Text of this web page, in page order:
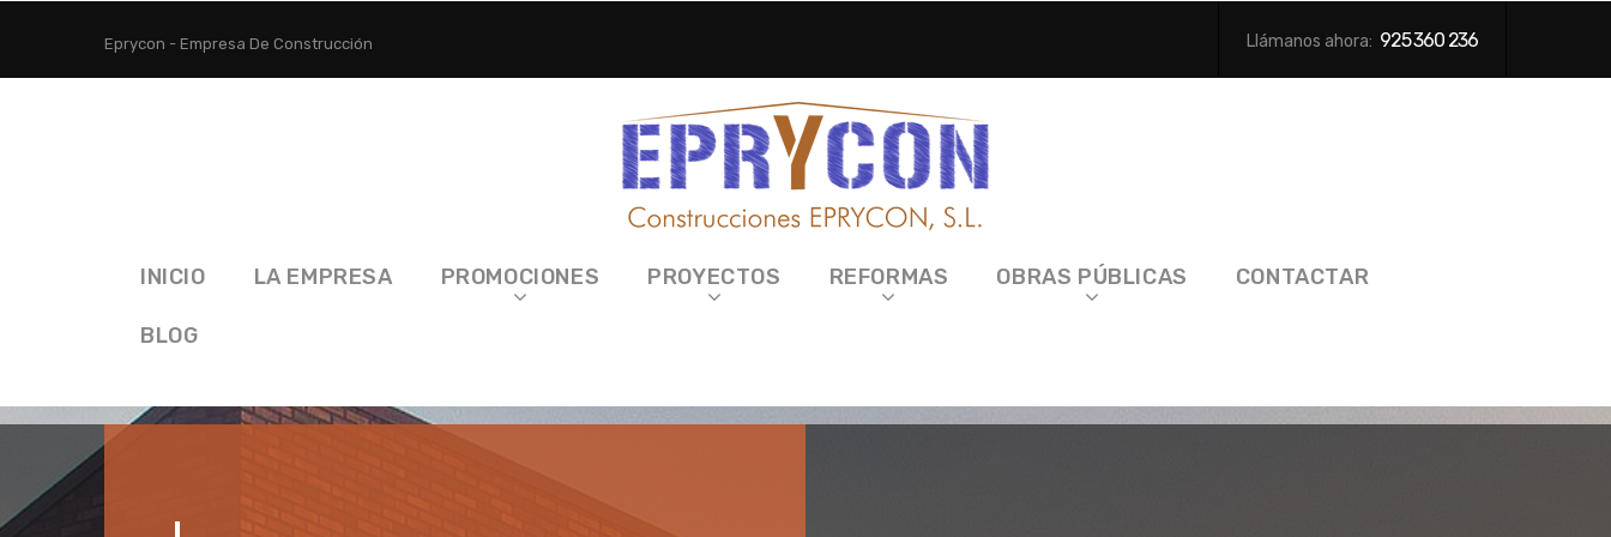
Eprycon - Empresa De Construcción Llámanos ahora: 925 360 236
INICIO LA EMPRESA PROMOCIONES PROYECTOS REFORMAS OBRAS PÚBLICAS CONTACTAR
BLOG